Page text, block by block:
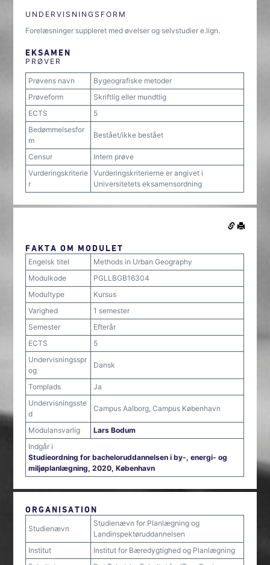
UNDERVISNINGSFORM
Forelæsninger suppleret med øvelser og selvstudier e.lign.
EKSAMEN
PRØVER
Prøvens navn
Bygeografiske metoder
Prøveform
Skriftlig eller mundtlig
ECTS
5
Bedømmelsesfor
m
Bestået/ikke bestået
Censur
Intern prøve
Vurderingskriterie
r
Vurderingskriterierne er angivet i
Universitetets eksamensordning
FAKTA OM MODULET
Engelsk titel
Methods in Urban Geography
Modulkode
PGLLBGB16304
Modultype
Kursus
Varighed
1 semester
Semester
Efterår
ECTS
5
Undervisningsspr
og
Dansk
Tomplads
Ja
Undervisningsste
d
Campus Aalborg, Campus København
Modulansvarlig
Lars Bodum
Indgår i
Studieordning for bacheloruddannelsen i by-, energi- og
miljøplanlægning, 2020, København
ORGANISATION
Studienævn
Studienævn for Planlægning og
Landinspektøruddannelsen
Institut
Institut for Bæredygtighed og Planlægning